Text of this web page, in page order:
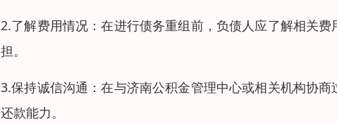
2.了解费用情况：在进行债务重组前，负债人应了解相关
担。
3.保持诚信沟通：在与济南公积金管理中心或相关机构协
还款能力。